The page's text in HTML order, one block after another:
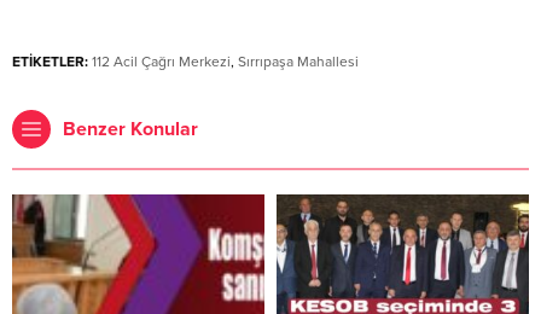
ETİKETLER: 112 Acil Çağrı Merkezi, Sırrıpaşa Mahallesi
Benzer Konular